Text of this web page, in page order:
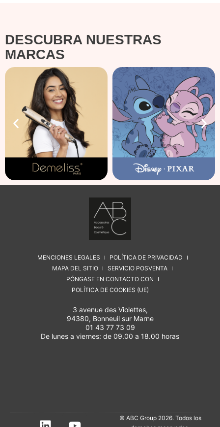
DESCUBRA NUESTRAS
MARCAS
MENCIONES LEGALES
POLÍTICA DE PRIVACIDAD
MAPA DEL SITIO
SERVICIO POSVENTA
PÓNGASE EN CONTACTO CON
POLÍTICA DE COOKIES (UE)
3 avenue des Violettes,
94380, Bonneuil sur Marne
01 43 77 73 09
De lunes a viernes: de 09.00 a 18.00 horas
© ABC Group 2026. Todos los